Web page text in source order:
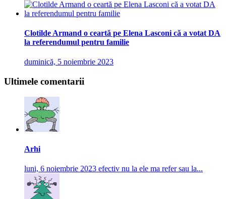
Clotilde Armand o ceartă pe Elena Lasconi că a votat DA
la referendumul pentru familie
duminică, 5 noiembrie 2023
Ultimele comentarii
Arhi
luni, 6 noiembrie 2023 efectiv nu la ele ma refer sau la...